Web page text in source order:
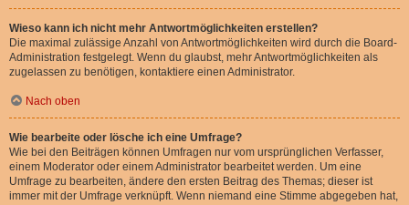
Wieso kann ich nicht mehr Antwortmöglichkeiten erstellen?
Die maximal zulässige Anzahl von Antwortmöglichkeiten wird durch die Board-
Administration festgelegt. Wenn du glaubst, mehr Antwortmöglichkeiten als
zugelassen zu benötigen, kontaktiere einen Administrator.
Nach oben
Wie bearbeite oder lösche ich eine Umfrage?
Wie bei den Beiträgen können Umfragen nur vom ursprünglichen Verfasser,
einem Moderator oder einem Administrator bearbeitet werden. Um eine
Umfrage zu bearbeiten, ändere den ersten Beitrag des Themas; dieser ist
immer mit der Umfrage verknüpft. Wenn niemand eine Stimme abgegeben hat,